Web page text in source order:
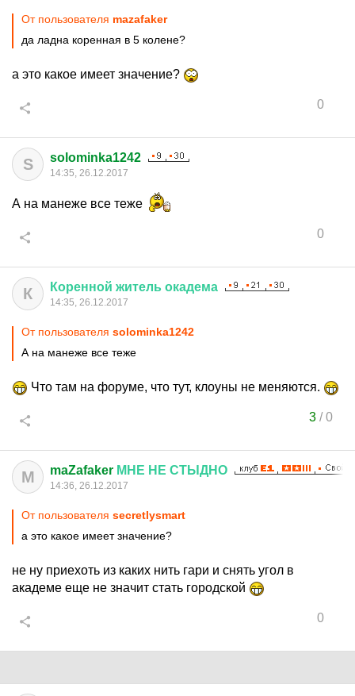
От пользователя mazafaker
да ладна коренная в 5 колене?
а это какое имеет значение?
0
S solominka1242
14:35, 26.12.2017
А на манеже все теже
0
К Коренной житель окадема
14:35, 26.12.2017
От пользователя solominka1242
А на манеже все теже
Что там на форуме, что тут, клоуны не меняются.
3/0
M maZafaker МНЕ НЕ СТЫДНО
14:36, 26.12.2017
От пользователя secretlysmart
а это какое имеет значение?
не ну приехоть из каких нить гари и снять угол в
академе еще не значит стать городской
0